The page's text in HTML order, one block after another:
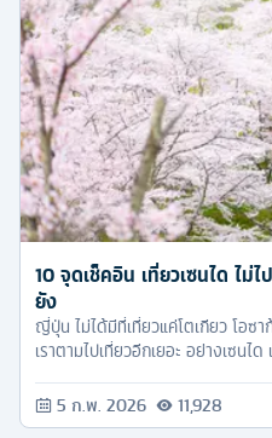
10 จุดเช็คอิน เที่ยวเซนได ไม่ไ
ยัง
ญี่ปุ่น ไม่ได้มีที่เที่ยวแค่โตเกียว โอซ
เราตามไปเที่ยวอีกเยอะ อย่างเซนไ
แน่นอน5 ก.พ. 2026 11,928